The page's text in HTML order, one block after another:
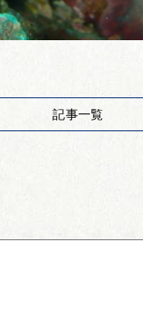
記事一覧